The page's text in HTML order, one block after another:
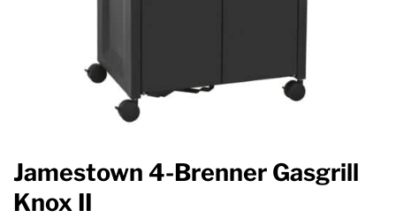
Jamestown 4-Brenner Gasgrill
Knox II